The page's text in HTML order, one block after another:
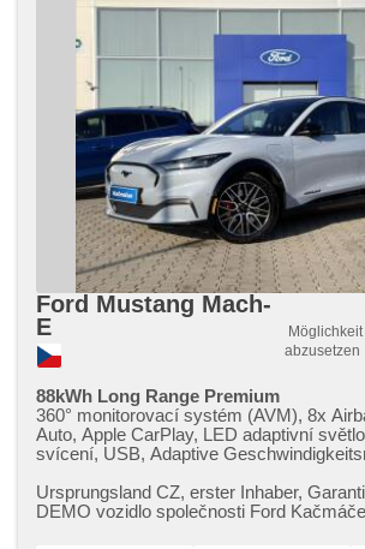
Ford Mustang Mach-
E
abzusetzen
88kWh Long Range Premium
360° monitorovací systém (AVM), 8x
Auto, Apple CarPlay, LED adaptivní
svícení, USB, Adaptive
pruhu, asistent jízdy v koloně, asistent
(HSA), asistent změny jízdního pruhu,
Ursprungsland CZ,​ erster Inhaber,​
DEMO vozidlo společnosti Ford